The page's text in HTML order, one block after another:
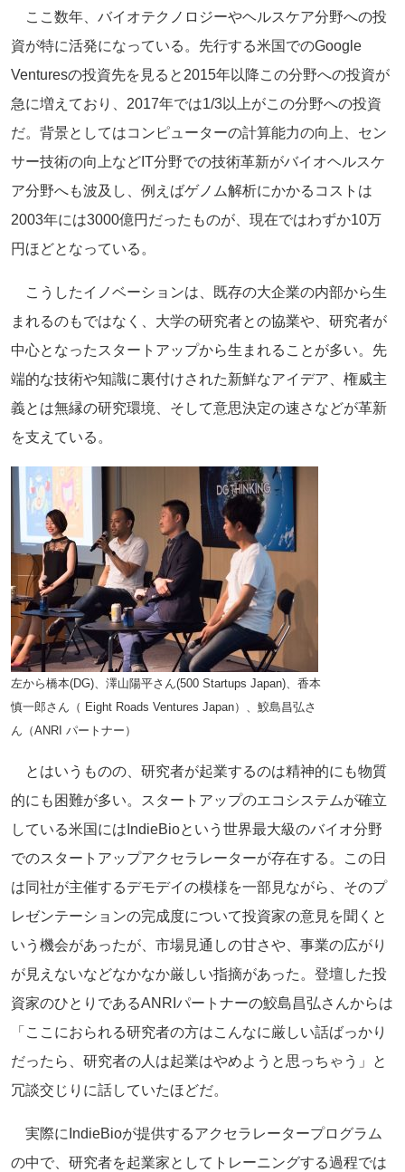
ここ数年、 バイオテクノロジーやヘルスケア分野への投
資が特に活発になっている。先行する米国でのGoogle
Venturesの投資先を見ると2015年以降この分野への投資が
急に増えており、2017年では1/3以上がこの分野への投資
だ。背景としてはコンピューターの計算能力の向上、 セン
サー技術の向上などIT分野での技術革新がバイオヘルスケ
ア分野へも波及し、 例えばゲノム解析にかかるコストは
2003年には3000億円だったものが、現在ではわずか10万
円ほどとなっている。
こうしたイノベーションは、
既存の大企業の内部から生
まれるのもではなく、 大学の研究者との協業や、研究者が
中心となったスタートアップから生まれることが多い。 先
端的な技術や知識に裏付けされた新鮮なアイデア、 権威主
義とは無縁の研究環境、 そして意思決定の速さなどが革新
を支えている。
左から橋本(DG)、澤山陽平さん(500 Startups Japan)、香本
慎一郎さん（ Eight Roads Ventures Japan）、鮫島昌弘さ
ん（ANRI パートナー）
とはいうものの、研究者が起業するのは精神的にも物質
的にも困難が多い。スタートアップのエコシステムが確立
している米国にはIndieBioという世界最大級のバイオ分野
でのスタートアップアクセラレーターが存在する。この日
は同社が主催するデモデイの模様を一部見ながら、そのプ
レゼンテーションの完成度について投資家の意見を聞くと
いう機会があったが、市場見通しの甘さや、 事業の広がり
が見えないなどなかなか厳しい指摘があった。 登壇した投
資家のひとりであるANRIパートナーの鮫島昌弘さんからは
「 ここにおられる研究者の方はこんなに厳しい話ばっかり
だったら、 研究者の人は起業はやめようと思っちゃう」と
冗談交じりに話していたほどだ。
実際にIndieBioが提供するアクセラレータープログラム
の中で、 研究者を起業家としてトレーニングする過程では